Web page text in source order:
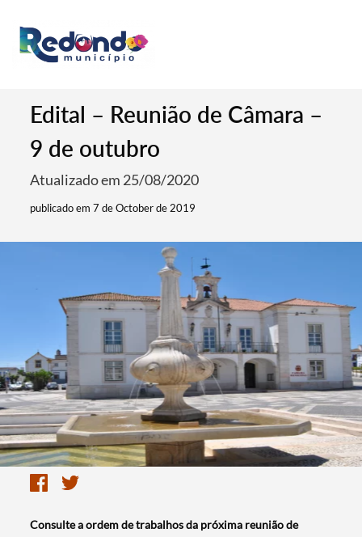
Edital – Reunião de Câmara –
9 de outubro
Atualizado em 25/08/2020
publicado em 7 de October de 2019
Consulte a ordem de trabalhos da próxima reunião de